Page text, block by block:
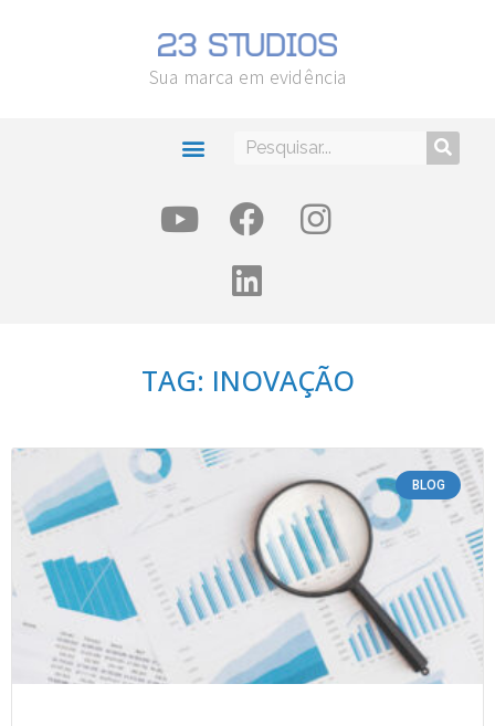
Sua marca em evidência
TAG: INOVAÇÃO
BLOG